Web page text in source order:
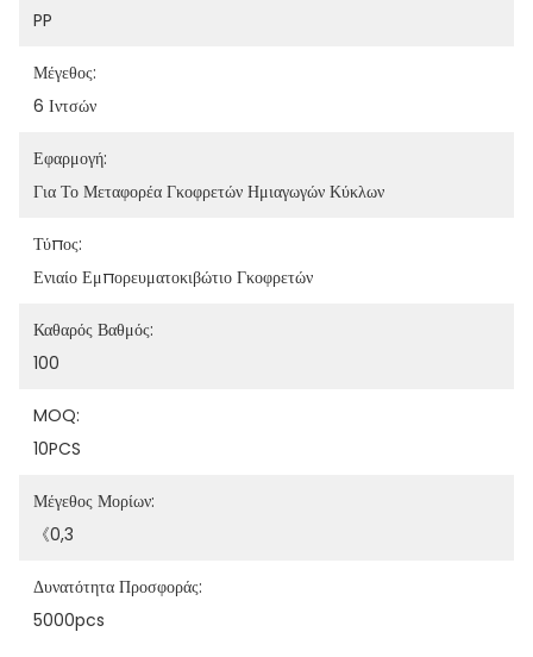
PP
Μέγεθος:
6 Ιντσών
Εφαρμογή:
Για Το Μεταφορέα Γκοφρετών Ημιαγωγών Κύκλων
Τύπος:
Ενιαίο Εμπορευματοκιβώτιο Γκοφρετών
Καθαρός Βαθμός:
100
MOQ:
10PCS
Μέγεθος Μορίων:
《0,3
Δυνατότητα Προσφοράς:
5000pcs